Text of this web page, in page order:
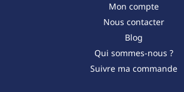
Mon compte
Nous contacter
Blog
Qui sommes-nous ?
Suivre ma commande